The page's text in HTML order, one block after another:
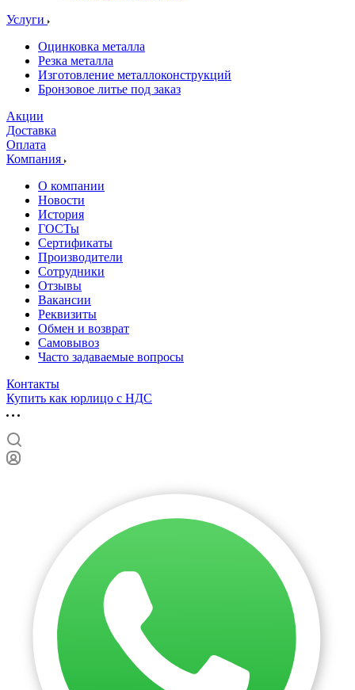
Услуги
Оцинковка металла
Резка металла
Изготовление металлоконструкций
Бронзовое литье под заказ
Акции
Доставка
Оплата
Компания
О компании
Новости
История
ГОСТы
Сертификаты
Производители
Сотрудники
Отзывы
Вакансии
Реквизиты
Обмен и возврат
Самовывоз
Часто задаваемые вопросы
Контакты
Купить как юрлицо с НДС